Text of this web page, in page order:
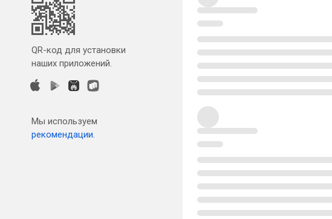
QR-код для установки
наших приложений.
Мы используем
рекомендации.